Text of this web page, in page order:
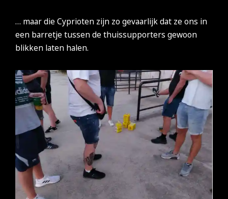
… maar die Cyprioten zijn zo gevaarlijk dat ze ons in
een barretje tussen de thuissupporters gewoon
blikken laten halen.